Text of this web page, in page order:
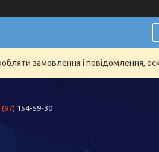
замовлення і повідомлення,
(97) 154-59-30